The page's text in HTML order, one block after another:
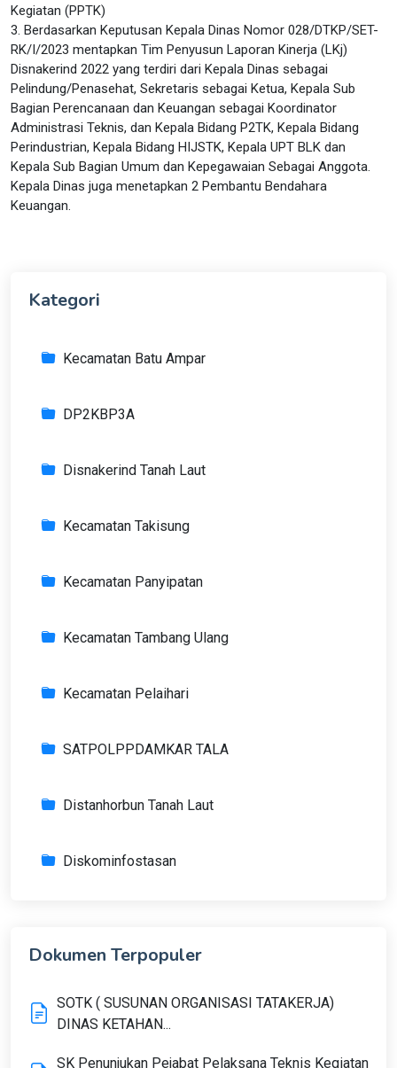
Kegiatan (PPTK)
3. Berdasarkan Keputusan Kepala Dinas Nomor 028/DTKP/SET-
RK/I/2023 mentapkan Tim Penyusun Laporan Kinerja (LKj)
Disnakerind 2022 yang terdiri dari Kepala Dinas sebagai
Pelindung/Penasehat, Sekretaris sebagai Ketua, Kepala Sub
Bagian Perencanaan dan Keuangan sebagai Koordinator
Administrasi Teknis, dan Kepala Bidang P2TK, Kepala Bidang
Perindustrian, Kepala Bidang HIJSTK, Kepala UPT BLK dan
Kepala Sub Bagian Umum dan Kepegawaian Sebagai Anggota.
Kepala Dinas juga menetapkan 2 Pembantu Bendahara
Keuangan.
Kategori
Kecamatan Batu Ampar
DP2KBP3A
Disnakerind Tanah Laut
Kecamatan Takisung
Kecamatan Panyipatan
Kecamatan Tambang Ulang
Kecamatan Pelaihari
SATPOLPPDAMKAR TALA
Distanhorbun Tanah Laut
Diskominfostasan
Dokumen Terpopuler
SOTK ( SUSUNAN ORGANISASI TATAKERJA)
DINAS KETAHAN...
SK Penunjukan Pejabat Pelaksana Teknis Kegiatan